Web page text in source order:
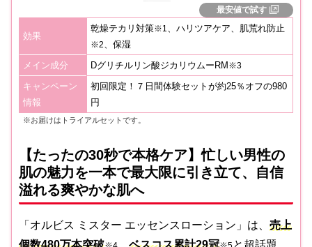
最安値で試す
効果
乾燥テカリ対策※1、ハリツアケア、肌荒れ防止
※2、保湿
メイン成分
Dグリチルリン酸ジカリウムーRM ※3
キャンペーン
情報
初回限定！７日間体験セットが約25％オフの980
円
※お届けはトライアルセットです。
【たったの30秒で本格ケア】忙しい男性の
肌の魅力を一本で最大限に引き立て、自信
溢れる爽やかな肌へ
「オルビス ミスター エッセンスローション」は、 売上